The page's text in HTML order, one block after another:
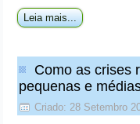
Leia mais...
Como as crises
pequenas e
Criado: 28 Setembro